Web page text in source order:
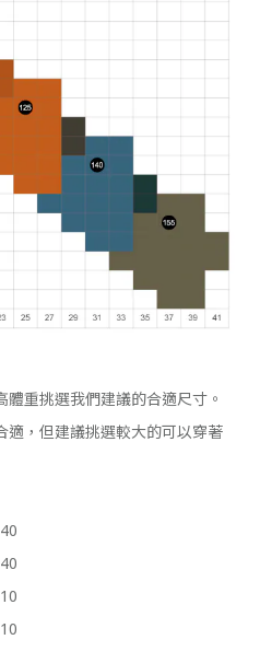
重挑選我們建議的合適尺寸。
適，但建議挑選較大的可以穿著